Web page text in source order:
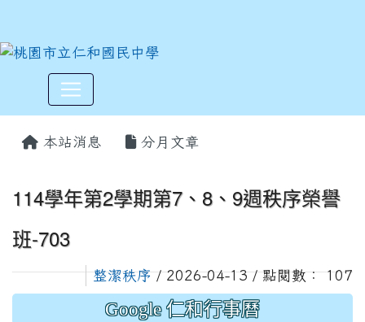
本站消息 分月文章
114學年第2學期第7、8、9週秩序榮譽
班-703
整潔秩序/ 2026-04-13 / 點閱數： 107
Google 仁和行事曆